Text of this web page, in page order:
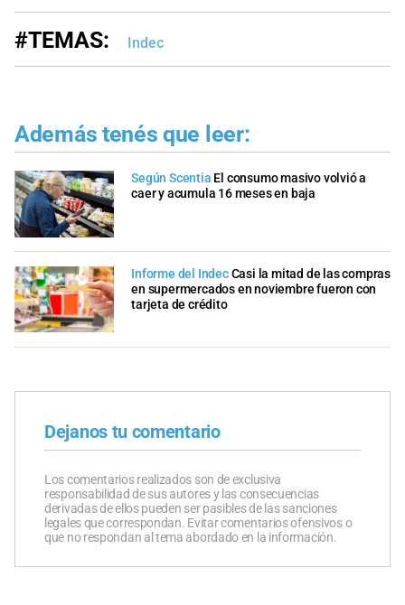
#TEMAS: Indec
Además tenés que leer:
Según Scentia El consumo masivo volvió a
caer y acumula 16 meses en baja
Informe del IndecCasi la mitad de las compras
en supermercados en noviembre fueron con
tarjeta de crédito
Dejanos tu comentario
Los comentarios realizados son de exclusiva
responsabilidad de sus autores y las consecuencias
derivadas de ellos pueden ser pasibles de las sanciones
legales que correspondan. Evitar comentarios ofensivos o
que no respondan al tema abordado en la información.